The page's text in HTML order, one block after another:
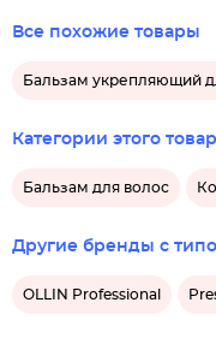
Все похожие товары
Бальзам укрепляющий
Категории этого
Бальзам для волос
Другие бренды с
OLLIN Professional